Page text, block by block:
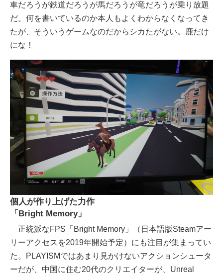
車だろうが鉄道だろうが馬だろうが竜だろうが乗り放題
だ。何を書いているのか本人もよくわからなくなってき
たが、そういうゲームなのだからシカたがない。鹿だけ
にな！
個人が作り上げた力作
「Bright Memory」
正統派なFPS「Bright Memory」（日本語版Steamアー
リーアクセスを2019年開始予定）にも注目が集まってい
た。PLAYISMではあまり見かけないアクションシュータ
ーだが、中国に住む20代のクリエイターが、Unreal